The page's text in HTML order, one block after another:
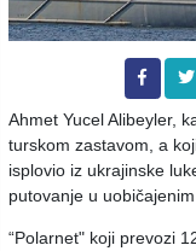
Ahmet Yucel Alibeyler,
turskom zastavom, a
isplovio iz ukrajinske
putovanje u
“Polarnet" koji prevozi